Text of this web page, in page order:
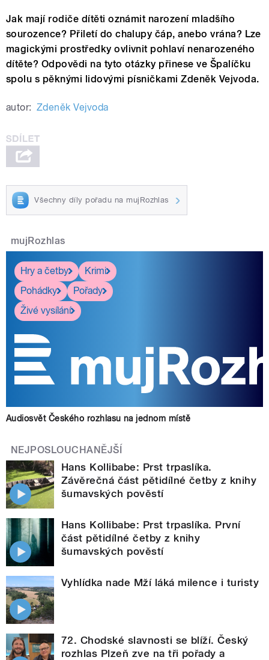
Jak mají rodiče dítěti oznámit narození mladšího
sourozence? Přiletí do chalupy čáp, anebo vrána? Lze
magickými prostředky ovlivnit pohlaví nenarozeného
dítěte? Odpovědi na tyto otázky přinese ve Špalíčku
spolu s pěknými lidovými písničkami Zdeněk Vejvoda.
autor: Zdeněk Vejvoda
Všechny díly pořadu na mujRozhlas
mujRozhlas
Hry a četby
Krimi
Pohádky
Pořady
Živé vysílání
Audiosvět Českého rozhlasu na jednom místě
NEJPOSLOUCHANĚJŠÍ
Hans Kollibabe: Prst trpaslíka.
Závěrečná část pětidílné četby z knihy
šumavských pověstí
Hans Kollibabe: Prst trpaslíka. První
část pětidílné četby z knihy
šumavských pověstí
Vyhlídka nade Mží láká milence i turisty
72. Chodské slavnosti se blíží. Český
rozhlas Plzeň zve na tři pořady a